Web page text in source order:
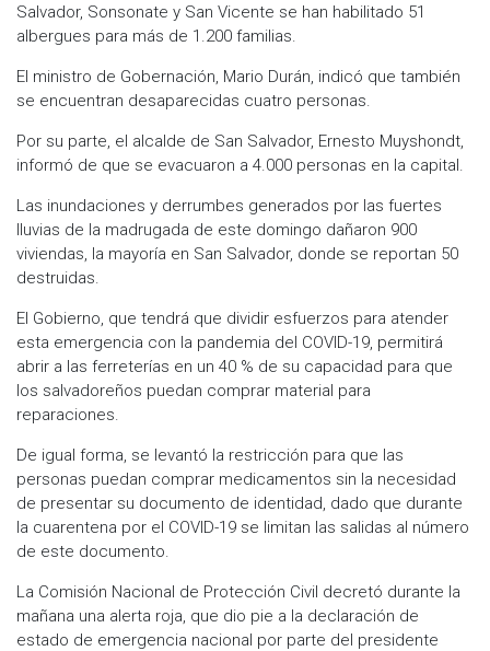
Salvador, Sonsonate y San Vicente se han habilitado 51
albergues para más de 1.200 familias.
El ministro de Gobernación, Mario Durán, indicó que también
se encuentran desaparecidas cuatro personas.
Por su parte, el alcalde de San Salvador, Ernesto Muyshondt,
informó de que se evacuaron a 4.000 personas en la capital.
Las inundaciones y derrumbes generados por las fuertes
lluvias de la madrugada de este domingo dañaron 900
viviendas, la mayoría en San Salvador, donde se reportan 50
destruidas.
El Gobierno, que tendrá que dividir esfuerzos para atender
esta emergencia con la pandemia del COVID-19, permitirá
abrir a las ferreterías en un 40 % de su capacidad para que
los salvadoreños puedan comprar material para
reparaciones.
De igual forma, se levantó la restricción para que las
personas puedan comprar medicamentos sin la necesidad
de presentar su documento de identidad, dado que durante
la cuarentena por el COVID-19 se limitan las salidas al número
de este documento.
La Comisión Nacional de Protección Civil decretó durante la
mañana una alerta roja, que dio pie a la declaración de
estado de emergencia nacional por parte del presidente